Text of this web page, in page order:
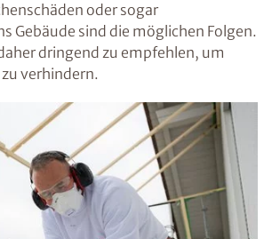
oder sogar
Gebäude sind die möglichen Folgen.
dringend zu empfehlen, um
verhindern.